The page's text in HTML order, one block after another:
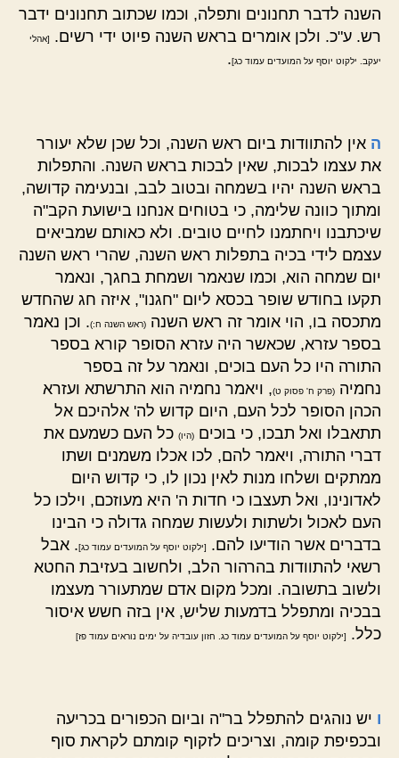
השנה לדבר תחנונים ותפלה, וכמו שכתוב תחנונים ידבר
רש. ע"כ. ולכן אומרים בראש השנה פיוט ידי רשים.
[אהלי
יעקב. ילקוט יוסף על המועדים עמוד כג].
ה אין להתוודות ביום ראש השנה, וכל שכן שלא יעורר
את עצמו לבכות, שאין לבכות בראש השנה. והתפלות
בראש השנה יהיו בשמחה ובטוב לבב, ובנעימה קדושה,
ומתוך כוונה שלימה, כי בטוחים אנחנו בישועת הקב"ה
שיכתבנו ויחתמנו לחיים טובים. ולא כאותם שמביאים
עצמם לידי בכיה בתפלות ראש השנה, שהרי ראש השנה
יום שמחה הוא, וכמו שנאמר ושמחת בחגך, ונאמר
תקעו בחודש שופר בכסא ליום "חגנו", איזה חג שהחדש
מתכסה בו, הוי אומר זה ראש השנה (ראש השנה ח:). וכן נאמר
בספר עזרא, שכאשר היה עזרא הסופר קורא בספר
התורה היו כל העם בוכים, ונאמר על זה בספר
נחמיה (פרק ח' פסוק ט), ויאמר נחמיה הוא התרשתא ועזרא
הכהן הסופר לכל העם, היום קדוש לה' אלהיכם אל
תתאבלו ואל תבכו, כי בוכים (היו) כל העם כשמעם את
דברי התורה, ויאמר להם, לכו אכלו משמנים ושתו
ממתקים ושלחו מנות לאין נכון לו, כי קדוש היום
לאדונינו, ואל תעצבו כי חדות ה' היא מעוזכם, וילכו כל
העם לאכול ולשתות ולעשות שמחה גדולה כי הבינו
בדברים אשר הודיעו להם.
[ילקוט יוסף על המועדים עמוד כג]. אבל
רשאי להתוודות בהרהור הלב, ולחשוב בעזיבת החטא
ולשוב בתשובה. ומכל מקום אדם שמתעורר מעצמו
בבכיה ומתפלל בדמעות שליש, אין בזה חשש איסור
כלל.
[ילקוט יוסף על המועדים עמוד כג. חזון עובדיה על ימים נוראים עמוד פז]
ו יש נוהגים להתפלל בר"ה וביום הכפורים בכריעה
ובכפיפת קומה, וצריכים לזקוף קומתם לקראת סוף